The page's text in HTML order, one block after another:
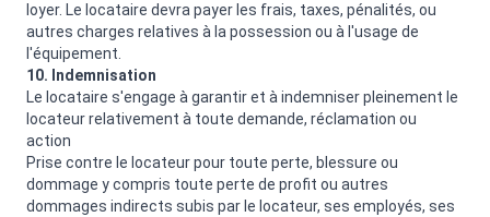
loyer. Le locataire devra payer les frais, taxes, pénalités, ou
autres charges relatives à la possession ou à l'usage de
l'équipement.
10. Indemnisation
Le locataire s'engage à garantir et à indemniser pleinement le
locateur relativement à toute demande, réclamation ou
action
Prise contre le locateur pour toute perte, blessure ou
dommage y compris toute perte de profit ou autres
dommages indirects subis par le locateur, ses employés, ses